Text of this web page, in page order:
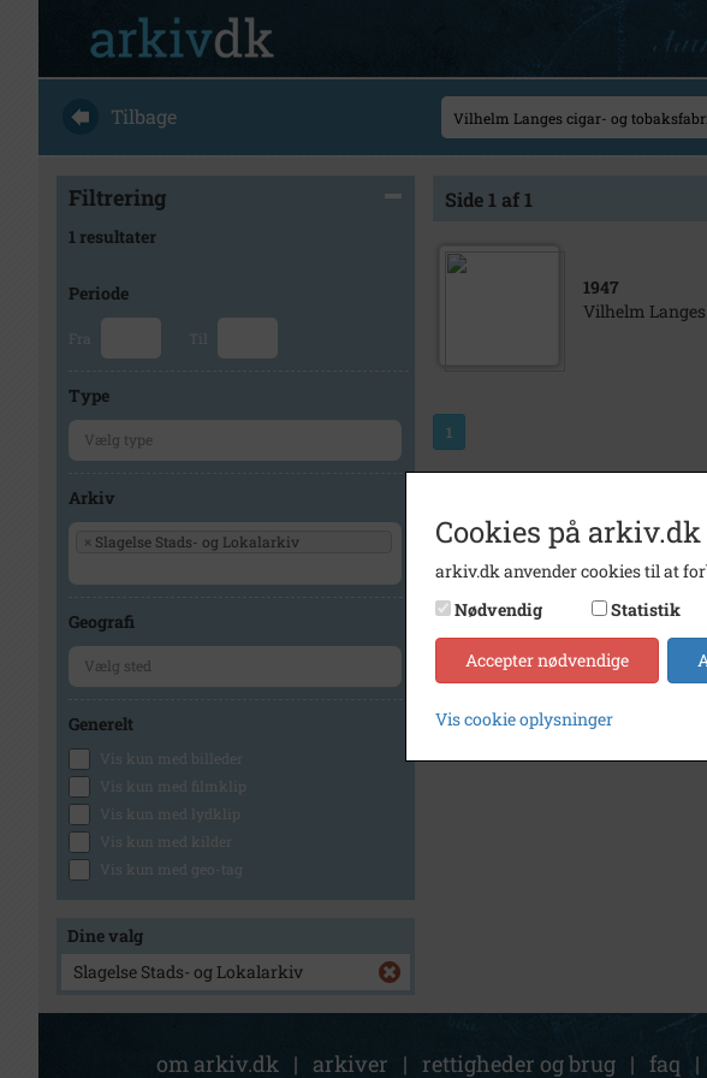
Tilbage
Filtrering
1 resultater
Periode
Fra Til
Type
Arkiv
× Slagelse Stads- og Lokalarkiv
Geografi
Generelt
Vis kun med billeder
Vis kun med filmklip
Vis kun med lydklip
Vis kun med kilder
Vis kun med geo-tag
Dine valg
Slagelse Stads- og Lokalarkiv
Side 1 af 1
1947
Vilhelm
1
om arkiv.dk | arkiver | rettigheder og brug | faq |
Cookies på arkiv.dk
arkiv.dk anvender cookies til at
Nødvendig
Statistik
Accepter nødvendige
Vis cookie oplysninger